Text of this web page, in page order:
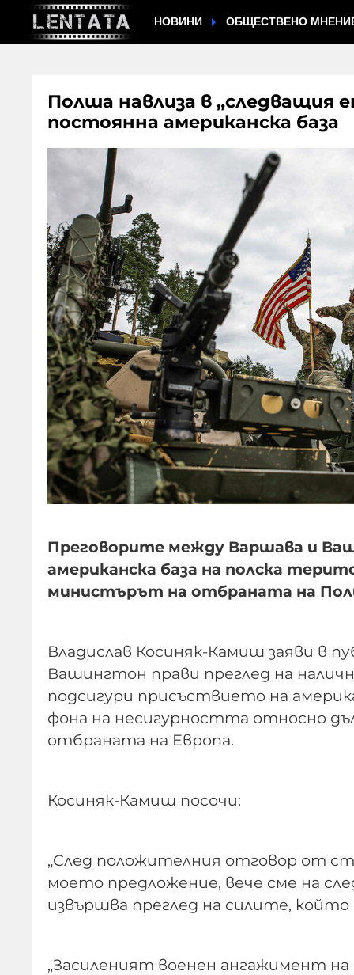
НОВИНИ ОБЩЕСТВЕНО
Полша навлиза в „следващия
постоянна американска база
Преговорите между Варшава и
американска база на полска
министърът на отбраната на
Владислав Косиняк-Камиш заяви в
Вашингтон прави преглед на
подсигури присъствието на
фона на несигурността относно
отбраната на Европа.
Косиняк-Камиш посочи:
„След положителния отговор от
моето предложение, вече сме на
извършва преглед на силите,
„Засиленият военен ангажимент на